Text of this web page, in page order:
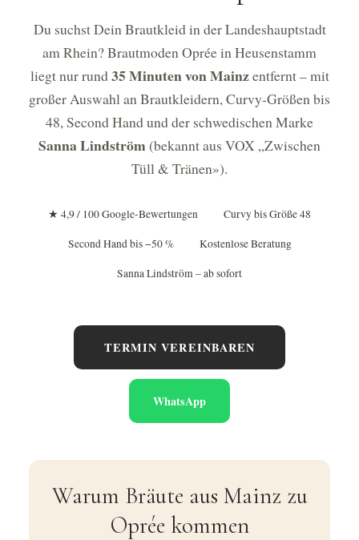
Du suchst Dein Brautkleid in der Landeshauptstadt
am Rhein? Brautmoden Oprée in Heusenstamm
liegt nur rund35 Minuten von Mainzentfernt – mit
großer Auswahl an Brautkleidern, Curvy-Größen bis
48, Second Hand und der schwedischen Marke
Sanna Lindström (bekannt aus VOX „Zwischen
Tüll & Tränen»).
★ 4,9 / 100 Google-Bewertungen Curvy bis Größe 48
Second Hand bis −50 % Kostenlose Beratung
Sanna Lindström – ab sofort
TERMIN VEREINBAREN
WhatsApp
Warum Bräute aus Mainz zu
Oprée kommen